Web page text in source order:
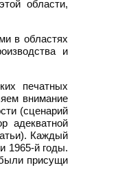
области,
в областях
и
печатных
внимание
(сценарий
адекватной
Каждый
1965-й годы.
присущи